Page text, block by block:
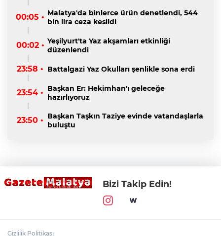
00:05 • Malatya'da binlerce ürün denetlendi, 544
bin lira ceza kesildi
00:02 • Yeşilyurt'ta Yaz akşamları etkinliği
düzenlendi
23:58 • Battalgazi Yaz Okulları şenlikle sona erdi
23:54 • Başkan Er: Hekimhan'ı geleceğe
hazırlıyoruz
23:50 • Başkan Taşkın Taziye evinde vatandaşlarla
buluştu
Bizi Takip Edin!
Gizlilik Politikası